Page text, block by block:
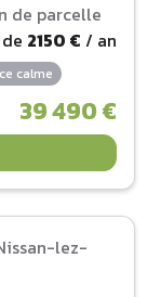
de parcelle
2150 € / an
calme
39 490 €